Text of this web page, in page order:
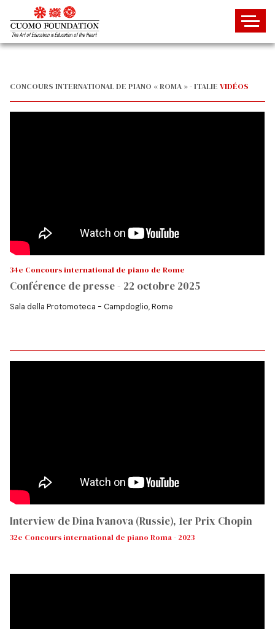
CONCOURS INTERNATIONAL DE PIANO « ROMA » - ITALIEVIDÉOS
34e Concours international de piano de Rome
Conférence de presse - 22 octobre 2025
Sala della Protomoteca - Campdoglio, Rome
Interview de Dina Ivanova (Russie), 1er Prix Chopin
32e Concours international de piano Roma - 2023